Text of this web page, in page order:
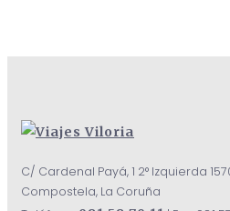
C/ Cardenal Payá, 1 2° Izquierda
Compostela, La Coruña